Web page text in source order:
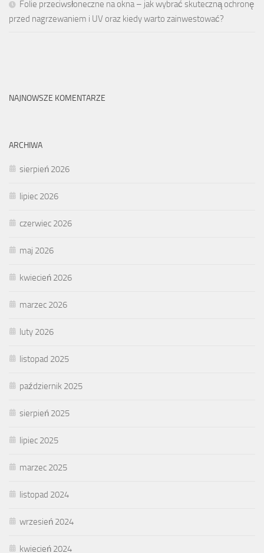
Folie przeciwsłoneczne na okna – jak wybrać skuteczną ochronę
przed nagrzewaniem i UV oraz kiedy warto zainwestować?
NAJNOWSZE KOMENTARZE
ARCHIWA
sierpień 2026
lipiec 2026
czerwiec 2026
maj 2026
kwiecień 2026
marzec 2026
luty 2026
listopad 2025
październik 2025
sierpień 2025
lipiec 2025
marzec 2025
listopad 2024
wrzesień 2024
kwiecień 2024